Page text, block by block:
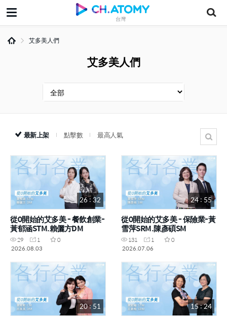
台灣
艾多美人們
艾多美人們
最新上架 點擊數 最高人氣
26 : 32
從0開始的艾多美 - 餐飲創業-
黃郁涵STM.賴儷方DM
29 1
0
2026.08.03
24 : 55
從0開始的艾多美 - 保險業-黃
雪萍SRM.陳彥碩SM
131 1
0
2026.07.06
20 : 51 15 : 24